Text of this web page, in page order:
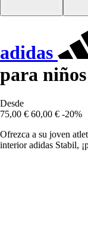
adidas
para
Desde
75,00 € 60,00 € -20%
Ofrezca a su joven
interior adidas Stabil,